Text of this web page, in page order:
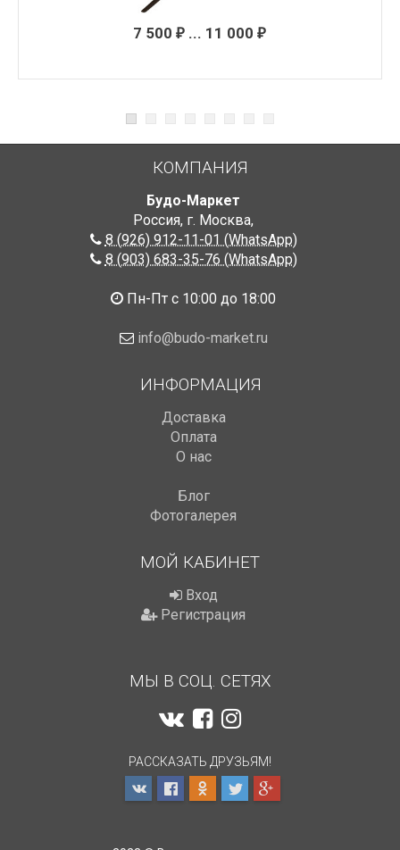
7 500 ₽... 11 000 ₽
КОМПАНИЯ
Будо-Маркет
Россия, г. Москва,
8 (926) 912-11-01 (WhatsApp)
8 (903) 683-35-76 (WhatsApp)
Пн-Пт с 10:00 до 18:00
info@budo-market.ru
ИНФОРМАЦИЯ
Доставка
Оплата
О нас
Блог
Фотогалерея
МОЙ КАБИНЕТ
Вход
Регистрация
МЫ В СОЦ. СЕТЯХ
РАССКАЗАТЬ ДРУЗЬЯМ!